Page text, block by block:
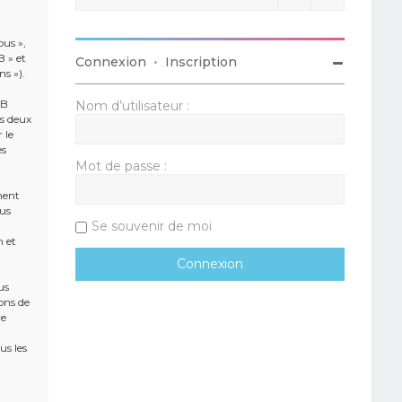
»,
» et
»).
deux
le
et
de
les
Connexion • Inscription
Nom d’utilisateur :
Mot de passe :
Se souvenir de moi